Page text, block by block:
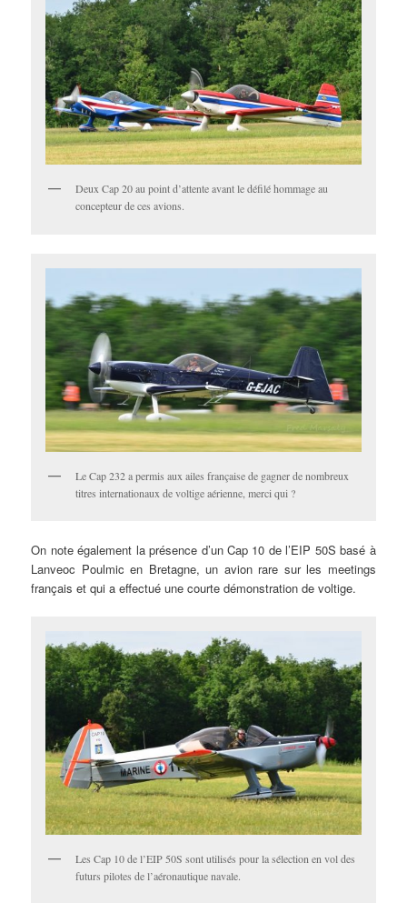
Deux Cap 20 au point d’attente avant le défilé hommage au
concepteur de ces avions.
Le Cap 232 a permis aux ailes française de gagner de nombreux
titres internationaux de voltige aérienne, merci qui ?
On note également la présence d’un Cap 10 de l’EIP 50S basé à
Lanveoc Poulmic en Bretagne, un avion rare sur les meetings
français et qui a effectué une courte démonstration de voltige.
Les Cap 10 de l’EIP 50S sont utilisés pour la sélection en vol des
futurs pilotes de l’aéronautique navale.